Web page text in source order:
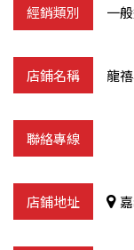
一
龍